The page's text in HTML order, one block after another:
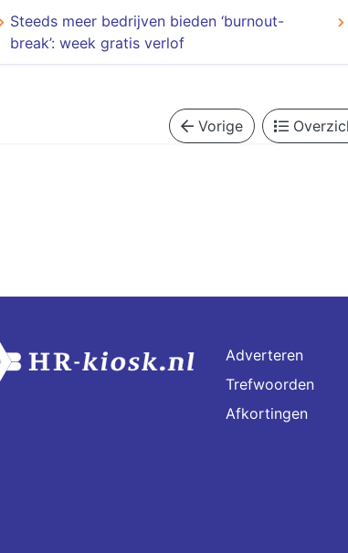
Steeds meer bedrijven bieden ‘burnout-
break’: week gratis verlof
Vorige
Adverteren
Trefwoorden
Afkortingen